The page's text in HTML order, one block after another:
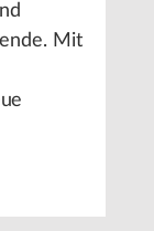
Mit